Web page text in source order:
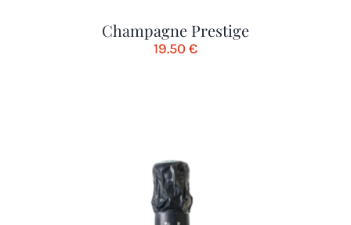
Champagne Prestige
19.50 €